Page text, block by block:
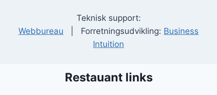
Teknisk support:
Webbureau | Forretningsudvikling: Business
Intuition
Restauant links